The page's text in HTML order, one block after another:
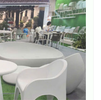
chọn
trên
trang
sản